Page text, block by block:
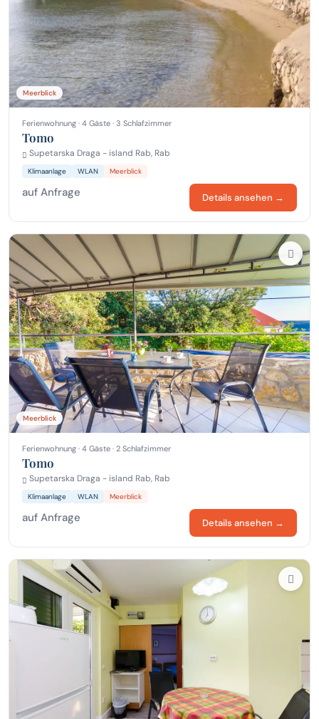
Meerblick
Ferienwohnung · 4 Gäste · 3 Schlafzimmer
Tomo
Supetarska Draga - island Rab, Rab
Klimaanlage WLAN Meerblick
auf Anfrage Details ansehen →
Meerblick
Ferienwohnung · 4 Gäste · 2 Schlafzimmer
Tomo
Supetarska Draga - island Rab, Rab
Klimaanlage WLAN Meerblick
auf Anfrage Details ansehen →